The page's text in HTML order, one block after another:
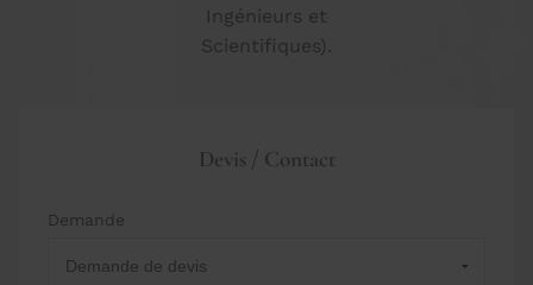
Ingénieurs et
Scientifiques).
Devis / Contact
Demande